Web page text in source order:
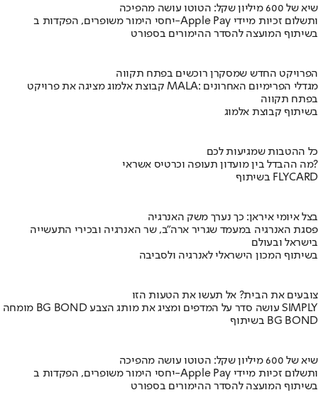
שיא של 600 מיליון שקל: הטוטו עושה מהפיכה
יחסי הימור משופרים, הפקדות ב-Apple Pay ותשלום זכיות מיידי
בשיתוף המועצה להסדר ההימורים בספורט
הפרויקט החדש שמסקרן רוכשים בפתח תקווה
קבוצת אלמוג מציגה את פרויקט MALA: מגדלי הפרימיום האחרונים
בפתח תקווה
בשיתוף קבוצת אלמוג
כל ההטבות שמגיעות לכם
מה ההבדל בין מועדון תעופה וכרטיס אשראי?
בשיתוף FLYCARD
בצל איומי איראן: כך נערך משק האנרגיה
פסגת האנרגיה במעמד שגריר ארה"ב, שר האנרגיה ובכירי התעשייה
בישראל ובעולם
בשיתוף המכון הישראלי לאנרגיה ולסביבה
צובעים את הבית? אל תעשו את הטעות הזו
מומחה BG BOND עושה סדר על המדפים ומציג את מותג הצבע SIMPLY
בשיתוף BG BOND
שיא של 600 מיליון שקל: הטוטו עושה מהפיכה
יחסי הימור משופרים, הפקדות ב-Apple Pay ותשלום זכיות מיידי
בשיתוף המועצה להסדר ההימורים בספורט